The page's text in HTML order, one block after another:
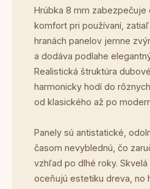
Hrúbka 8 mm zabezpečuje
komfort pri používaní,
hranách panelov jemne
a dodáva podlahe
Realistická štruktúra
harmonicky hodí do
od klasického až po
Panely sú antistatické,
časom nevyblednú, čo
vzhľad po dlhé roky.
oceňujú estetiku dreva, no